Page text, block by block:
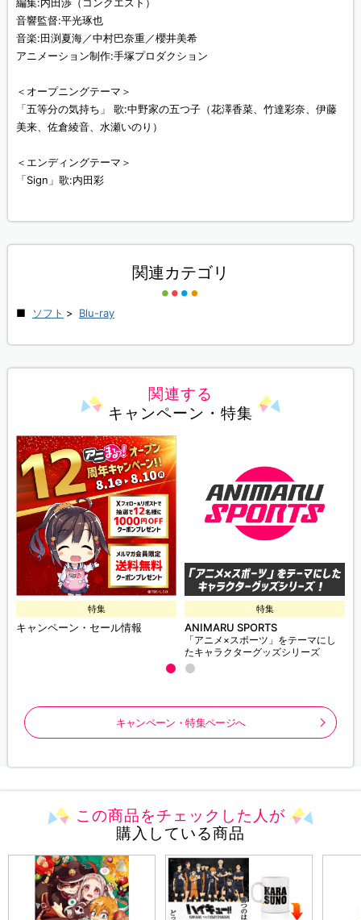
音響監督:平光琢也
音楽:田渕夏海／中村巴奈重／櫻井美希
アニメーション制作:手塚プロダクション
＜オープニングテーマ＞
「五等分の気持ち」 歌:中野家の五つ子（花澤香菜、竹達彩奈、伊藤
美来、佐倉綾音、水瀬いのり）
＜エンディングテーマ＞
「Sign」歌:内田彩
関連カテゴリ
ソフト > Blu-ray
関連する
キャンペーン・特集
特集
キャンペーン・セール情報
特集
ANIMARU SPORTS
「アニメ×スポーツ」をテーマにし
たキャラクターグッズシリーズ
キャンペーン・特集ページへ
この商品をチェックした人が
購入している商品